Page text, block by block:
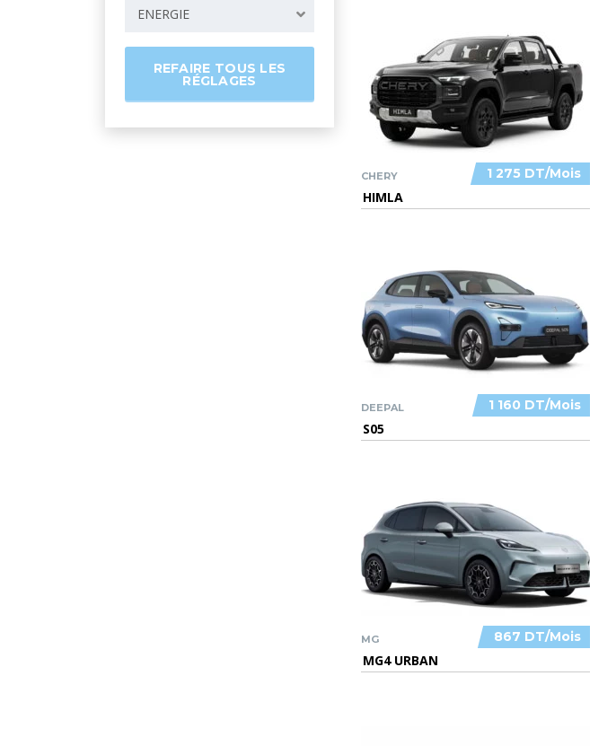
ENERGIE
REFAIRE TOUS LES
RÉGLAGES
1 275 DT/Mois
CHERY
HIMLA
1 160 DT/Mois
DEEPAL
S05
867 DT/Mois
MG
MG4 URBAN